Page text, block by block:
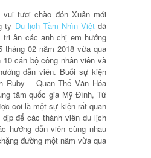
vui tươi chào đón Xuân mới
ty Du lịch Tầm Nhìn Việtđã
tri ân các anh chị em hướng
tháng 02 năm 2018 vừa qua
cán bộ công nhân viên và
dẫn viên. Buổi sự kiện
Ruby – Quần Thể Văn Hóa
tâm quốc gia Mỹ Đình, Từ
coi là một sự kiện rất quan
để các thành viên du lịch
hướng dẫn viên cùng nhau
đường một năm vừa qua